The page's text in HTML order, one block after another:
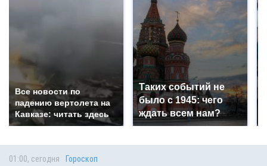
Все новости по
падению вертолета на
Кавказе: читать здесь
Таких событий не
было с 1945: чего
ждать всем нам?
01:00, сегодня Гороскоп